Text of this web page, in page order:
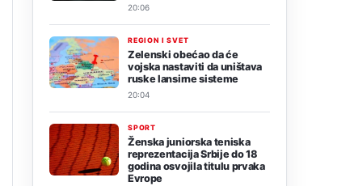
20:06
REGION I SVET
Zelenski obećao da će
vojska nastaviti da uništava
ruske lansirne sisteme
20:04
SPORT
Ženska juniorska teniska
reprezentacija Srbije do 18
godina osvojila titulu prvaka
Evrope